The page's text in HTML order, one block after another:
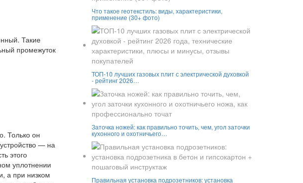
Такие
промежуток
Только он
— на
этого
уплотнении
а при низком
Что такое геотекстиль: виды, характеристики,
применение (30+ фото)
ТОП-10 лучших газовых плит с электрической духовкой
- рейтинг 2026…
Заточка ножей: как правильно точить, чем, угол заточки
кухонного и охотничьего…
Правильная установка подрозетников: установка